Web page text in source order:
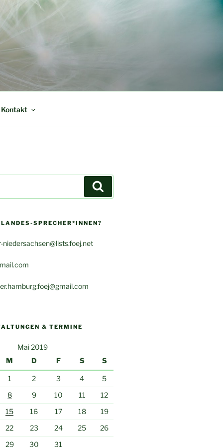
SPRECHER*INNEN?
& TERMINE
Mai 2019
M
D F S S
1 2 3 4
5
8
9 10 11
12
15
16 17 18
19
22
23 24 25
26
29
30
31